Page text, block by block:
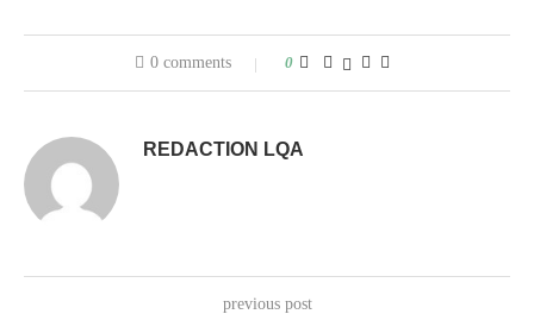
0 comments 0
REDACTION LQA
previous post